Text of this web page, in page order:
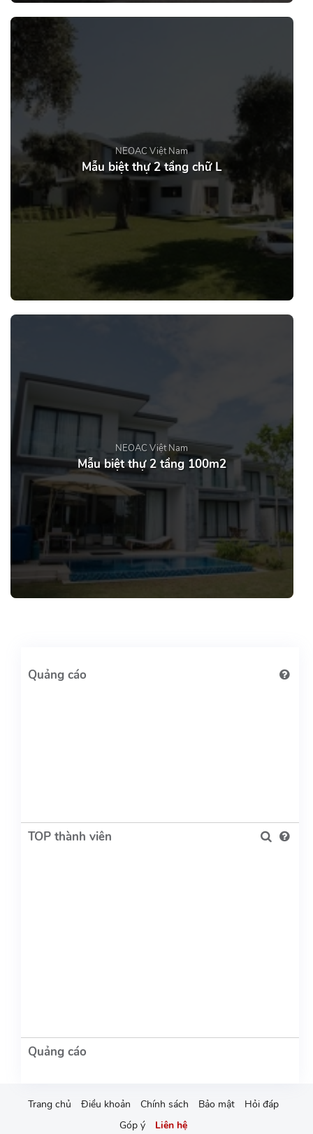
NEOAC Việt Nam
Mẫu biệt thự 2 tầng chữ L
NEOAC Việt Nam
Mẫu biệt thự 2 tầng 100m2
TOP thành viên
Trang chủ Điều khoản Chính sách Bảo mật
Hỏi đáp
Góp ý
Liên hệ